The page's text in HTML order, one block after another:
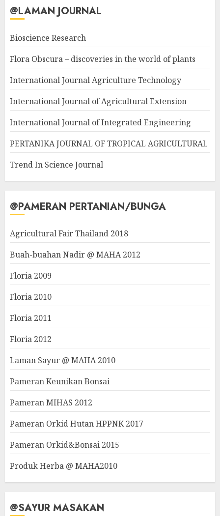
@LAMAN JOURNAL
Bioscience Research
Flora Obscura – discoveries in the world of plants
International Journal Agriculture Technology
International Journal of Agricultural Extension
International Journal of Integrated Engineering
PERTANIKA JOURNAL OF TROPICAL AGRICULTURAL
Trend In Science Journal
@PAMERAN PERTANIAN/BUNGA
Agricultural Fair Thailand 2018
Buah-buahan Nadir @ MAHA 2012
Floria 2009
Floria 2010
Floria 2011
Floria 2012
Laman Sayur @ MAHA 2010
Pameran Keunikan Bonsai
Pameran MIHAS 2012
Pameran Orkid Hutan HPPNK 2017
Pameran Orkid&Bonsai 2015
Produk Herba @ MAHA2010
@SAYUR MASAKAN